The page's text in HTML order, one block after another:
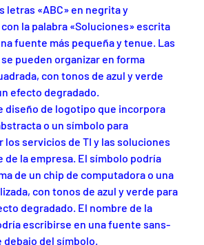
letras «ABC» en negrita y
la palabra «Soluciones» escrita
fuente más pequeña y tenue. Las
se pueden organizar en forma
con tonos de azul y verde
efecto degradado.
diseño de logotipo que incorpora
o un símbolo para
los servicios de TI y las soluciones
de la empresa. El símbolo podría
de un chip de computadora o una
con tonos de azul y verde para
degradado. El nombre de la
escribirse en una fuente sans-
del símbolo.